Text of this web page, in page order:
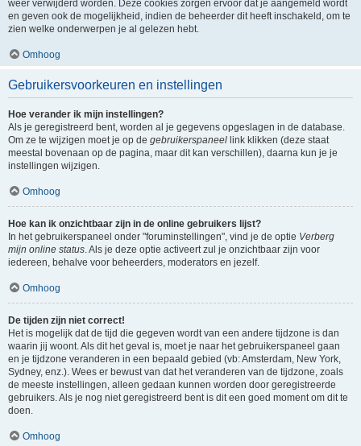
weer verwijderd worden. Deze cookies zorgen ervoor dat je aangemeld wordt
en geven ook de mogelijkheid, indien de beheerder dit heeft inschakeld, om te
zien welke onderwerpen je al gelezen hebt.
Omhoog
Gebruikersvoorkeuren en instellingen
Hoe verander ik mijn instellingen?
Als je geregistreerd bent, worden al je gegevens opgeslagen in de database.
Om ze te wijzigen moet je op de gebruikerspaneel link klikken (deze staat
meestal bovenaan op de pagina, maar dit kan verschillen), daarna kun je je
instellingen wijzigen.
Omhoog
Hoe kan ik onzichtbaar zijn in de online gebruikers lijst?
In het gebruikerspaneel onder "foruminstellingen", vind je de optie Verberg
mijn online status. Als je deze optie activeert zul je onzichtbaar zijn voor
iedereen, behalve voor beheerders, moderators en jezelf.
Omhoog
De tijden zijn niet correct!
Het is mogelijk dat de tijd die gegeven wordt van een andere tijdzone is dan
waarin jij woont. Als dit het geval is, moet je naar het gebruikerspaneel gaan
en je tijdzone veranderen in een bepaald gebied (vb: Amsterdam, New York,
Sydney, enz.). Wees er bewust van dat het veranderen van de tijdzone, zoals
de meeste instellingen, alleen gedaan kunnen worden door geregistreerde
gebruikers. Als je nog niet geregistreerd bent is dit een goed moment om dit te
doen.
Omhoog